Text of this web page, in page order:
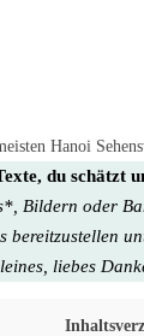
Hanoi
du schätzt
Bildern oder
bereitzustellen
liebes